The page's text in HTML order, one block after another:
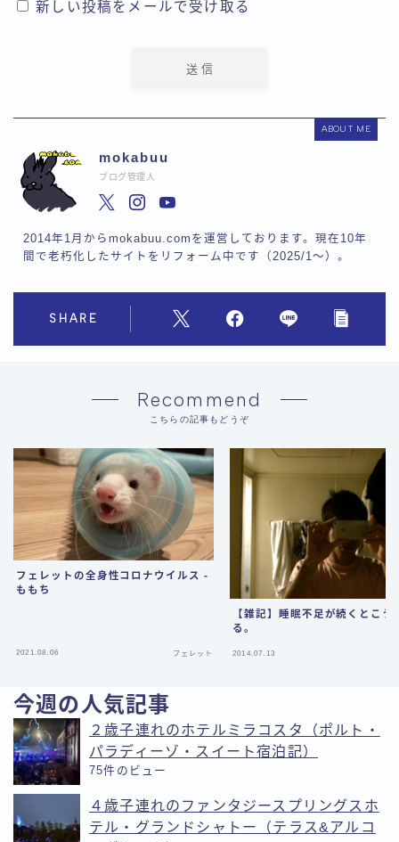
新しい投稿をメールで受け取る
ABOUT ME
mokabuu
ブログ管理人
2014年1月からmokabuu.comを運営しております。現在10年
間で老朽化したサイトをリフォーム中です（2025/1〜）。
SHARE
Recommend
こちらの記事もどうぞ
フェレットの全身性コロナウイルス -
ももち
2021.08.06 フェレット
【雑記】睡眠不足が続くとこう
る。
2014.07.13
今週の人気記事
２歳子連れのホテルミラコスタ（ポルト・
パラディーゾ・スイート宿泊記）
75件のビュー
４歳子連れのファンタジースプリングスホ
テル・グランドシャトー（テラス&アルコ